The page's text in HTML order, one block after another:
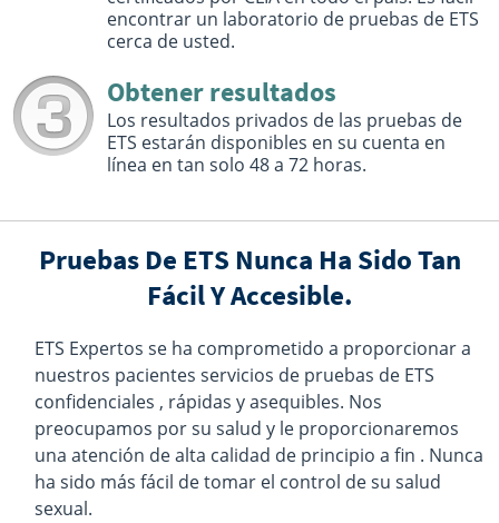
encontrar un laboratorio de pruebas de ETS
cerca de usted.
Obtener resultados
Los resultados privados de las pruebas de
ETS estarán disponibles en su cuenta en
línea en tan solo 48 a 72 horas.
Pruebas De ETS Nunca Ha Sido Tan
Fácil Y Accesible.
ETS Expertos se ha comprometido a proporcionar a
nuestros pacientes servicios de pruebas de ETS
confidenciales , rápidas y asequibles. Nos
preocupamos por su salud y le proporcionaremos
una atención de alta calidad de principio a fin . Nunca
ha sido más fácil de tomar el control de su salud
sexual.